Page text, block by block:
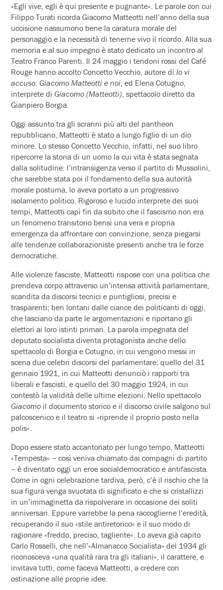
«Egli vive, egli è qui presente e pugnante». Le parole con cui
Filippo Turati ricorda Giacomo Matteotti nell’anno della sua
uccisione riassumono bene la caratura morale del
personaggio e la necessità di tenerne vivo il ricordo. Alla sua
memoria e al suo impegno è stato dedicato un incontro al
Teatro Franco Parenti. Il 24 maggio i tendoni rossi del Café
Rouge hanno accolto Concetto Vecchio, autore di Io vi
accuso. Giacomo Matteotti e noi , ed Elena Cotugno,
interprete di Giacomo (Matteotti) , spettacolo diretto da
Gianpiero Borgia.
Oggi assunto tra gli scranni più alti del pantheon
repubblicano, Matteotti è stato a lungo figlio di un dio
minore. Lo stesso Concetto Vecchio, infatti, nel suo libro
ripercorre la storia di un uomo la cui vita è stata segnata
dalla solitudine: l’intransigenza verso il partito di Mussolini,
che sarebbe stata poi il fondamento della sua autorità
morale postuma, lo aveva portato a un progressivo
isolamento politico. Rigoroso e lucido interprete dei suoi
tempi, Matteotti capì fin da subito che il fascismo non era
un fenomeno transitorio bensì una vera e propria
emergenza da affrontare con convinzione, senza piegarsi
alle tendenze collaborazioniste presenti anche tra le forze
democratiche.
Alle violenze fasciste, Matteotti rispose con una politica che
prendeva corpo attraverso un’intensa attività parlamentare,
scandita da discorsi tecnici e puntigliosi, precisi e
trasparenti; ben lontani dalle ciance dei politicanti di oggi,
che lasciano da parte le argomentazioni e riportano gli
elettori ai loro istinti primari. La parola impegnata del
deputato socialista diventa protagonista anche dello
spettacolo di Borgia e Cotugno, in cui vengono messi in
scena due celebri discorsi del parlamentare: quello del 31
gennaio 1921, in cui Matteotti denunciò i rapporti tra
liberali e fascisti, e quello del 30 maggio 1924, in cui
contestò la validità delle ultime elezioni. Nello spettacolo
Giacomo il documento storico e il discorso civile salgono sul
palcoscenico e il teatro si «riprende il proprio posto nella
polis».
Dopo essere stato accantonato per lungo tempo, Matteotti
«Tempesta» – così veniva chiamato dai compagni di partito
– è diventato oggi un eroe socialdemocratico e antifascista.
Come in ogni celebrazione tardiva, però, c’è il rischio che la
sua figura venga svuotata di significato e che si cristallizzi
in un’immaginetta da rispolverare in occasione dei soliti
anniversari. Eppure varrebbe la pena raccoglierne l’eredità,
recuperando il suo «stile antiretorico» e il suo modo di
ragionare «freddo, preciso, tagliente». Lo aveva già capito
Carlo Rosselli, che nell’«Almanacco Socialista» del 1934 gli
riconosceva «una qualità rara tra gli italiani», il carattere, e
invitava tutti, come faceva Matteotti, a credere con
ostinazione alle proprie idee.